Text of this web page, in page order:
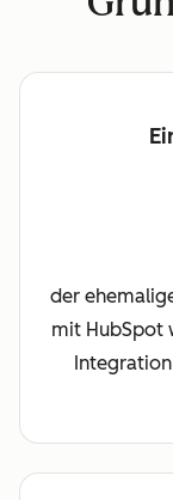
der
mit HubSpot